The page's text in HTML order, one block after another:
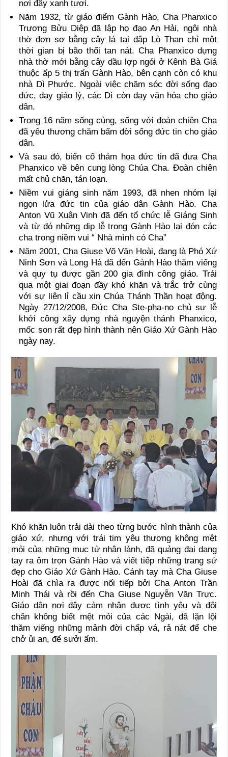
nơi đây xanh tươi.
Năm 1932, từ giáo điểm Gành Hào, Cha Phanxico
Trương Bửu Diệp đã lập họ đạo An Hải, ngôi nhà
thờ đơn sơ bằng cây lá tại đập Lò Than chỉ một
thời gian bị bão thổi tan nát. Cha Phanxico dựng
nhà thờ mới bằng cây dầu lợp ngói ở Kênh Bà Giá
thuộc ấp 5 thị trấn Gành Hào, bên cạnh còn có khu
nhà Dì Phước. Ngoài việc chăm sóc đời sống đạo
đức, dạy giáo lý, các Dì còn dạy văn hóa cho giáo
dân.
Trong 16 năm sống cùng, sống với đoàn chiên Cha
đã yêu thương chăm bẩm đời sống đức tin cho giáo
dân.
Và sau đó, biến cố thảm họa đức tin đã đưa Cha
Phanxico về bên cung lòng Chúa Cha. Đoàn chiên
mất chủ chăn, tán loạn.
Niềm vui giáng sinh năm 1993, đã nhen nhóm lại
ngọn lửa đức tin của giáo dân Gành Hào. Cha
Anton Vũ Xuân Vinh đã đến tổ chức lễ Giáng Sinh
và từ đó những dịp lễ trọng Gành Hào lại đón các
cha trong niềm vui “ Nhà mình có Cha”
Năm 2001, Cha Giuse Võ Văn Hoài, đang là Phó Xứ
Ninh Sơn và Long Hà đã đến Gành Hào thăm viếng
và quy tụ được gần 200 gia đình công giáo. Trải
qua một giai đoạn đầy khó khăn và trắc trở cùng
với sự liên lỉ cầu xin Chúa Thánh Thần hoạt động.
Ngày 27/12/2008, Đức Cha Ste-pha-no chủ sự lễ
khởi công xây dựng nhà nguyện thánh Phanxico,
mốc son rất đẹp hình thành nên Giáo Xứ Gành Hào
ngày nay.
Khó khăn luôn trải dài theo từng bước hình thành của
giáo xứ, nhưng với trái tim yêu thương không mệt
mỏi của những mục tử nhân lành, đã quảng đại dang
tay ra ôm trọn Gành Hào và viết tiếp những trang sử
đẹp cho Giáo Xứ Gành Hào. Cánh tay mà Cha Giuse
Hoài đã chìa ra được nối tiếp bởi Cha Anton Trần
Minh Thái và rồi đến Cha Giuse Nguyễn Văn Trực.
Giáo dân nơi đây cảm nhận được tình yêu và đôi
chân không biết mệt mỏi của các Ngài, đã lặn lội
thăm viếng những mảnh đời chấp vá, rả nát để che
chở ủi an, để sưởi ấm.